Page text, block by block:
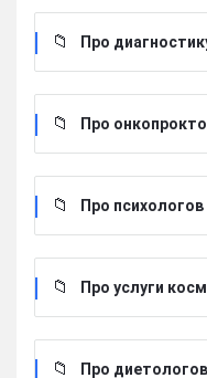
Про
Про
Про
Про услуги
Про диетологов